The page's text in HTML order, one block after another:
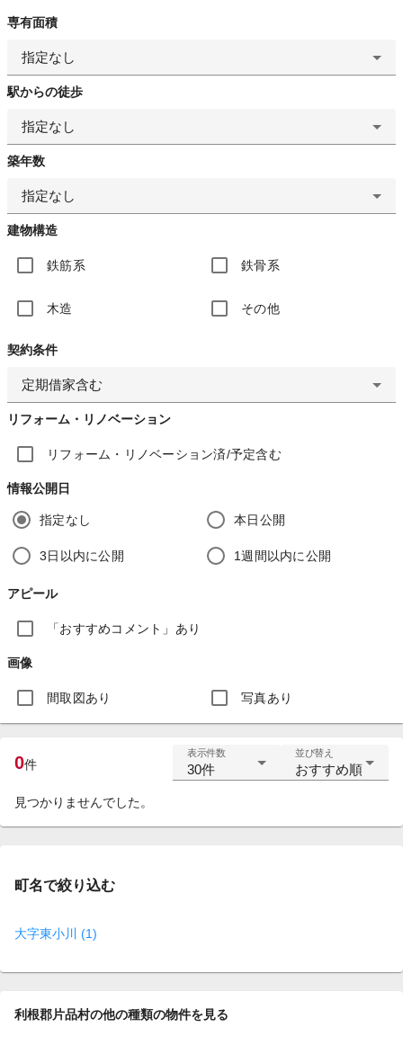
専有面積
指定なし
駅からの徒歩
指定なし
築年数
指定なし
建物構造
鉄筋系 鉄骨系
木造 その他
契約条件
定期借家含む
リフォーム・リノベーション
リフォーム・リノベーション済/予定含む
情報公開日
指定なし 本日公開
3日以内に公開 1週間以内に公開
アピール
「おすすめコメント」あり
画像
間取図あり 写真あり
0件
表示件数
30件
並び替え
おすすめ順
見つかりませんでした。
町名で絞り込む
大字東小川 (1)
利根郡片品村の他の種類の物件を見る